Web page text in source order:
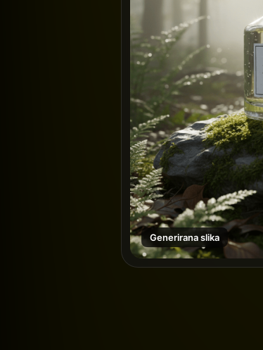
Generirana slika